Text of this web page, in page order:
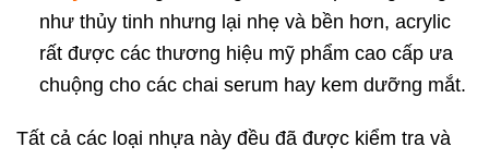
như thủy tinh nhưng lại nhẹ và bền hơn, acrylic
rất được các thương hiệu mỹ phẩm cao cấp ưa
chuộng cho các chai serum hay kem dưỡng mắt.
Tất cả các loại nhựa này đều đã được kiểm tra và